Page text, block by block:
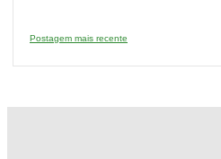
Postagem mais recente